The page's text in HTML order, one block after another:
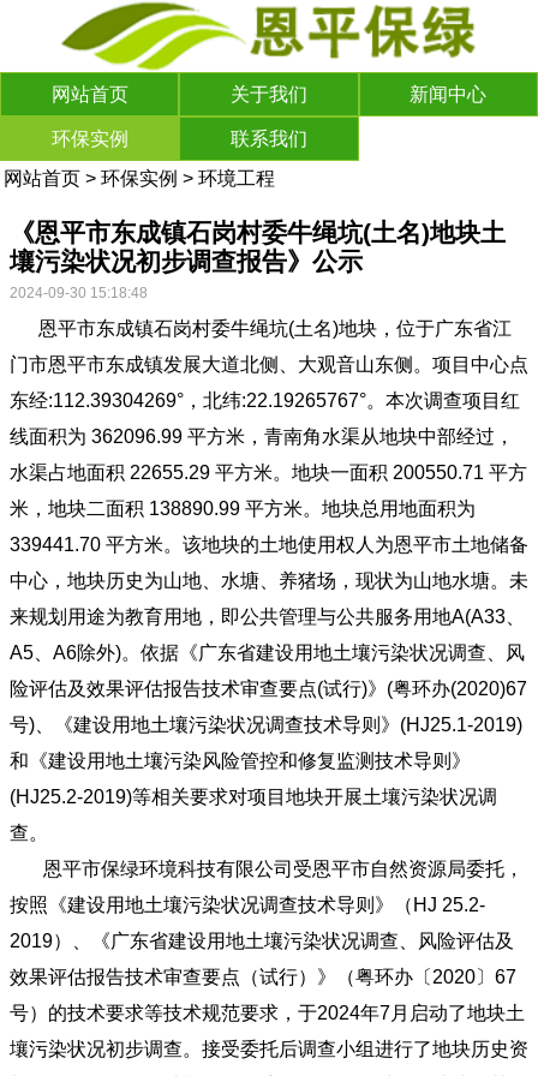
网站首页 关于我们 新闻中心
环保实例
联系我们
网站首页 > 环保实例 > 环境工程
《恩平市东成镇石岗村委牛绳坑(土名)地块土
壤污染状况初步调查报告》公示
2024-09-30 15:18:48
恩平市东成镇石岗村委牛绳坑(土名)地块，位于广东省江
门市恩平市东成镇发展大道北侧、大观音山东侧。项目中心点
东经:112.39304269°，北纬:22.19265767°。本次调查项目红
线面积为 362096.99 平方米，青南角水渠从地块中部经过，
水渠占地面积 22655.29 平方米。地块一面积 200550.71 平方
米，地块二面积 138890.99 平方米。地块总用地面积为
339441.70 平方米。该地块的土地使用权人为恩平市土地储备
中心，地块历史为山地、水塘、养猪场，现状为山地水塘。未
来规划用途为教育用地，即公共管理与公共服务用地A(A33、
A5、A6除外)。依据《广东省建设用地土壤污染状况调查、风
险评估及效果评估报告技术审查要点(试行)》(粤环办(2020)67
号)、《建设用地土壤污染状况调查技术导则》(HJ25.1-2019)
和《建设用地土壤污染风险管控和修复监测技术导则》
(HJ25.2-2019)等相关要求对项目地块开展土壤污染状况调
查。
恩平市保绿环境科技有限公司受恩平市自然资源局委托，
按照《建设用地土壤污染状况调查技术导则》（HJ 25.2-
2019）、《广东省建设用地土壤污染状况调查、风险评估及
效果评估报告技术审查要点（试行）》（粤环办〔2020〕67
号）的技术要求等技术规范要求，于2024年7月启动了地块土
壤污染状况初步调查。接受委托后调查小组进行了地块历史资